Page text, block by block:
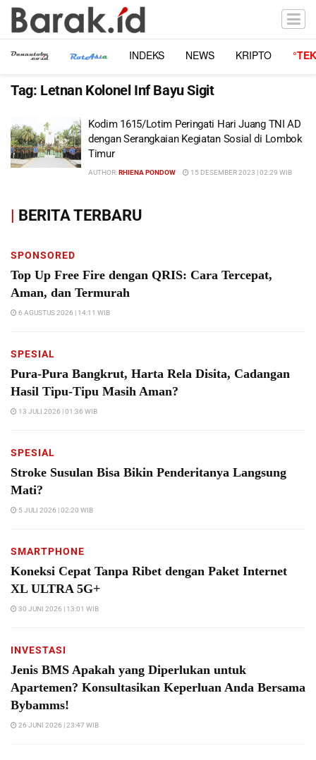
INDEKS NEWS KRIPTO
Tag: Letnan Kolonel Inf Bayu Sigit
Kodim 1615/Lotim Peringati Hari Juang TNI AD
dengan Serangkaian Kegiatan Sosial di Lombok
Timur
AUTHOR:RHIENA PONDOW 15 DESEMBER 2023 | 02:29 WIB
| BERITA TERBARU
SPONSORED
Top Up Free Fire dengan QRIS: Cara Tercepat,
Aman, dan Termurah
6 AGUSTUS 2026 | 14:11 WIB
SPESIAL
Pura-Pura Bangkrut, Harta Rela Disita, Cadangan
Hasil Tipu-Tipu Masih Aman?
13 JULI 2026 | 01:36 WIB
SPESIAL
Stroke Susulan Bisa Bikin Penderitanya Langsung
Mati?
5 JULI 2026 | 02:20 WIB
SMARTPHONE
Koneksi Cepat Tanpa Ribet dengan Paket Internet
XL ULTRA 5G+
30 JUNI 2026 | 13:01 WIB
INVESTASI
Jenis BMS Apakah yang Diperlukan untuk
Apartemen? Konsultasikan Keperluan Anda Bersama
Bybamms!
26 JUNI 2026 | 23:47 WIB